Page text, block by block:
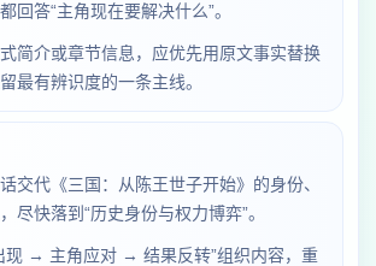
回答“主角现在要解决什么”。
简介或章节信息，应优先用原文事实替换
最有辨识度的一条主线。
交代《三国：从陈王世子开始》的身份、
尽快落到“历史身份与权力博弈”。
现 → 主角应对 → 结果反转”组织内容，重